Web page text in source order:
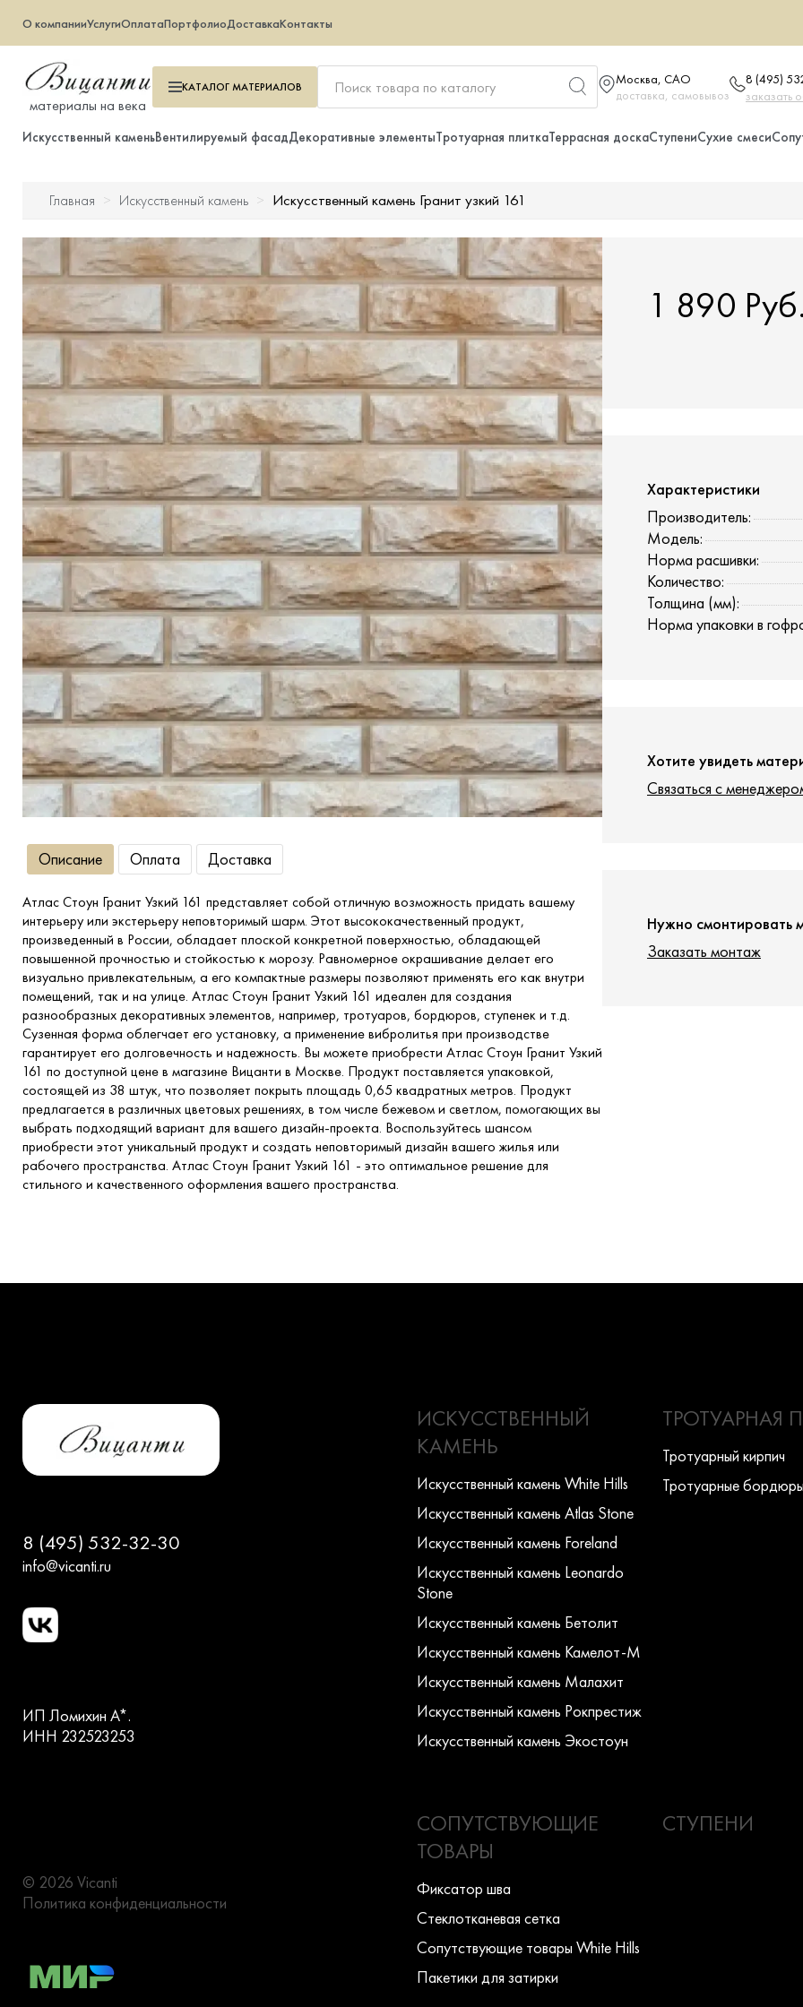
О компанииУслугиОплатаПортфолиоДоставкаКонтакты
материалы на века
КАТАЛОГМАТЕРИАЛОВ
Москва, САО
доставка, самовывоз
8 (495)
заказать
Искусственный каменьВентилируемый фасадДекоративные элементыТротуарная плиткаТеррасная доскаСтупениСухие смеси
Вентилируемый фасад
Декоративные элементы
Тротуарная плитка
Террасная доска
Ступени
Сухие смеси
Сопутствующие товары
Главная Искусственный камень Искусственный камень Гранит узкий 161
Описание Оплата Доставка
Атлас Стоун Гранит Узкий 161 представляет собой отличную возможность придать вашему
интерьеру или экстерьеру неповторимый шарм. Этот высококачественный продукт,
произведенный в России, обладает плоской конкретной поверхностью, обладающей
повышенной прочностью и стойкостью к морозу. Равномерное окрашивание делает его
визуально привлекательным, а его компактные размеры позволяют применять его как внутри
помещений, так и на улице. Атлас Стоун Гранит Узкий 161 идеален для создания
разнообразных декоративных элементов, например, тротуаров, бордюров, ступенек и т.д.
Сузенная форма облегчает его установку, а применение вибролитья при производстве
гарантирует его долговечность и надежность. Вы можете приобрести Атлас Стоун Гранит Узкий
161 по доступной цене в магазине Вицанти в Москве. Продукт поставляется упаковкой,
состоящей из 38 штук, что позволяет покрыть площадь 0,65 квадратных метров. Продукт
предлагается в различных цветовых решениях, в том числе бежевом и светлом, помогающих вы
выбрать подходящий вариант для вашего дизайн-проекта. Воспользуйтесь шансом
приобрести этот уникальный продукт и создать неповторимый дизайн вашего жилья или
рабочего пространства. Атлас Стоун Гранит Узкий 161 - это оптимальное решение для
стильного и качественного оформления вашего пространства.
1 890 Руб.
Характеристики
Производитель:
Модель:
Норма расшивки:
Количество:
Толщина (мм):
Норма упаковки в
Хотите увидеть
Связаться с
Нужно смонтировать
Заказать монтаж
8 (495) 532-32-30
info@vicanti.ru
ИП Ломихин А*.
ИНН 232523253
© 2026 Vicanti
Политика конфиденциальности
ИСКУССТВЕННЫЙ
КАМЕНЬ
Искусcтвенный камень White Hills
Искусcтвенный камень Atlas Stone
Искусcтвенный камень Foreland
Искусcтвенный камень Leonardo
Stone
Искусcтвенный камень Бетолит
Искусcтвенный камень Камелот-М
Искусcтвенный камень Малахит
Искусcтвенный камень Рокпрестиж
Искусcтвенный камень Экостоун
ТРОТУАРНАЯ
Тротуарный кирпич
Тротуарные бордюры
СОПУТСТВУЮЩИЕ
ТОВАРЫ
Фиксатор шва
Стеклотканевая сетка
Сопутствующие товары White Hills
Пакетики для затирки
СТУПЕНИ